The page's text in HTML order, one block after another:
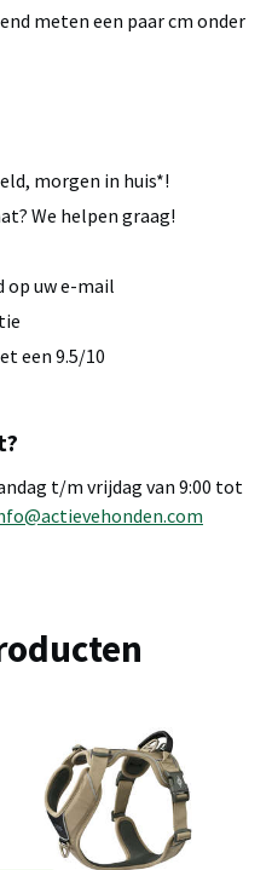
meten een paar cm onder
morgen in huis*!
We helpen graag!
op uw e-mail
een 9.5/10
t/m vrijdag van 9:00 tot